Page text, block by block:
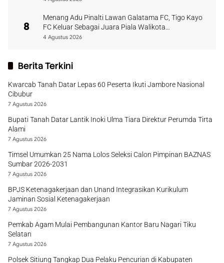
8
Menang Adu Pinalti Lawan Galatama FC, Tigo Kayo
FC Keluar Sebagai Juara Piala Walikota
Payakumbuh
4 Agustus 2026
Berita Terkini
Kwarcab Tanah Datar Lepas 60 Peserta Ikuti Jambore Nasional
Cibubur
7 Agustus 2026
Bupati Tanah Datar Lantik Inoki Ulma Tiara Direktur Perumda Tirta
Alami
7 Agustus 2026
Timsel Umumkan 25 Nama Lolos Seleksi Calon Pimpinan BAZNAS
Sumbar 2026-2031
7 Agustus 2026
BPJS Ketenagakerjaan dan Unand Integrasikan Kurikulum
Jaminan Sosial Ketenagakerjaan
7 Agustus 2026
Pemkab Agam Mulai Pembangunan Kantor Baru Nagari Tiku
Selatan
7 Agustus 2026
Polsek Sitiung Tangkap Dua Pelaku Pencurian di Kabupaten